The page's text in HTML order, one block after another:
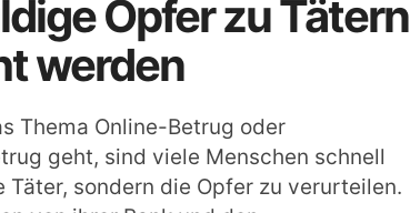
Opfer zu Tätern
werden
Thema Online-Betrug oder
geht, sind viele Menschen schnell
Täter, sondern die Opfer zu verurteilen.